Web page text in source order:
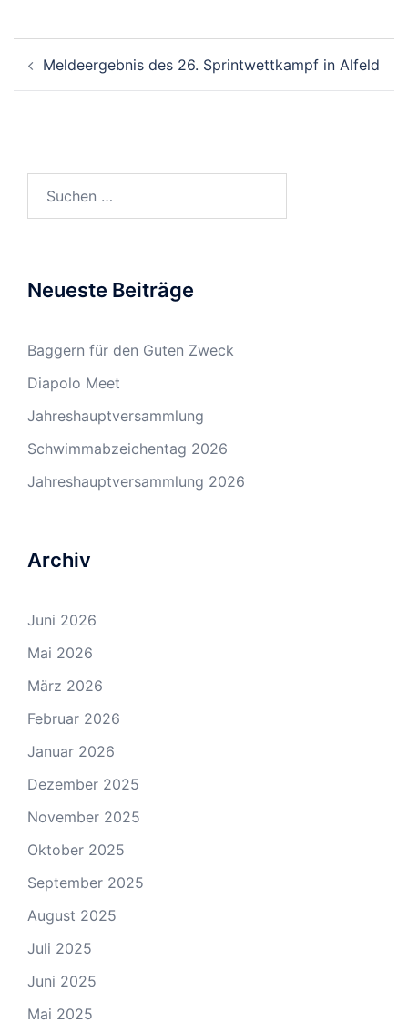
Meldeergebnis des 26. Sprintwettkampf in Alfeld
Neueste Beiträge
Baggern für den Guten Zweck
Diapolo Meet
Jahreshauptversammlung
Schwimmabzeichentag 2026
Jahreshauptversammlung 2026
Archiv
Juni 2026
Mai 2026
März 2026
Februar 2026
Januar 2026
Dezember 2025
November 2025
Oktober 2025
September 2025
August 2025
Juli 2025
Juni 2025
Mai 2025